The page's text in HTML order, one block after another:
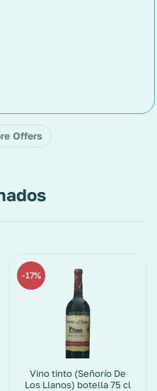
Offers
17%
Vino tinto (Señorío De
Los Llanos) botella 75 cl